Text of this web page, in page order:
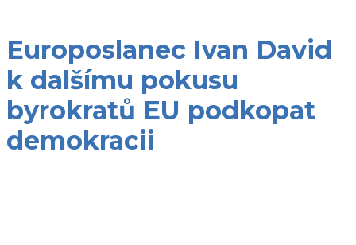
Europoslanec Ivan David
k dalšímu pokusu
byrokratů EU podkopat
demokracii